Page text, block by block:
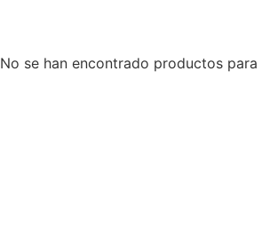
No se han encontrado productos para